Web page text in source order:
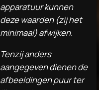
apparatuur kunnen
deze waarden (zij het
minimaal) afwijken.
Tenzij anders
aangegeven dienen de
afbeeldingen puur ter